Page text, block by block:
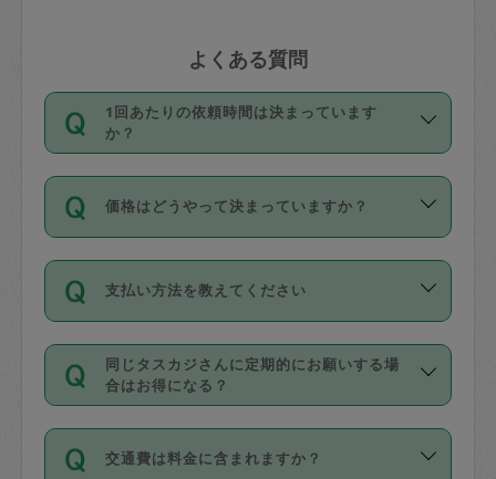
よくある質問
1回あたりの依頼時間は決まっています
か？
依頼1回につき3時間固定です。3時間を
超えて依頼したい場合は、延長機能をご
利用ください。機能をご利用いただくに
の上事前申請することが必要です。な
お、3時間を下回っても、値引き等はござ
いません。
価格はどうやって決まっていますか？
11種類の価格帯の中からタスカジさん自
身が価格を選んで設定しています。
タスカジさんの価格設定には最初は制限
があり、レビュー件数、レビューの平均
値、などで除々に設定可能な最高額が上
がっていく仕組みになっています。
支払い方法を教えてください
お支払方法はクレジットカード（Visa／
Master／JCB／AMERICAN EXPRESS／
Diners Club）のみとなります。
を行う際にご入力ください。プロフィー
同じタスカジさんに定期的にお願いする場
合はお得になる？
依頼には「スポット」と「定期（毎週｜
隔週）」があり、「定期」の依頼は「ス
交通費は料金に含まれますか？